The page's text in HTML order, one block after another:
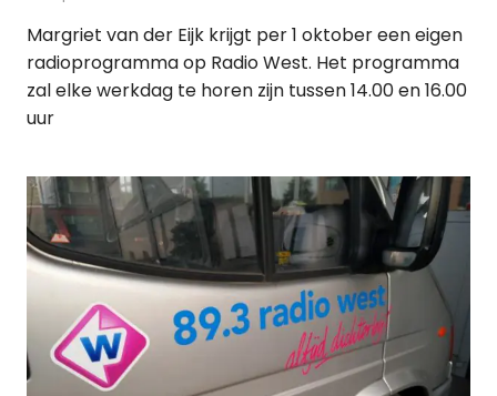
Margriet van der Eijk krijgt per 1 oktober een eigen
radioprogramma op Radio West. Het programma
zal elke werkdag te horen zijn tussen 14.00 en 16.00
uur